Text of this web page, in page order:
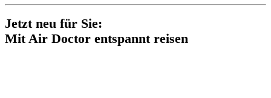
Jetzt neu für Sie:
Mit Air Doctor entspannt reisen